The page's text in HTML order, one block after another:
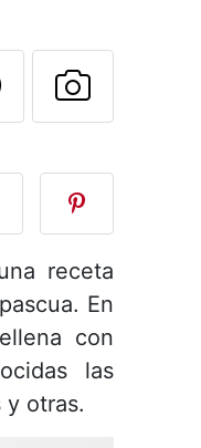
receta a
esta
Preguntar
receta
En
con
las
otras.